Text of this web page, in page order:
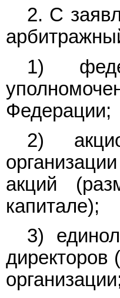
2. С
1)
Федерации;
2)
акций
капитале);
3)
директоров